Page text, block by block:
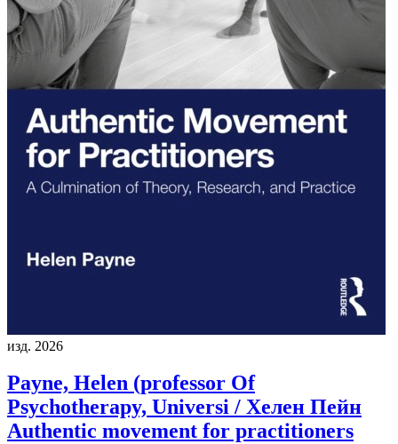
изд. 2026
Payne, Helen (professor Of
Psychotherapy, Universi / Хелен Пейн
Authentic movement for practitioners